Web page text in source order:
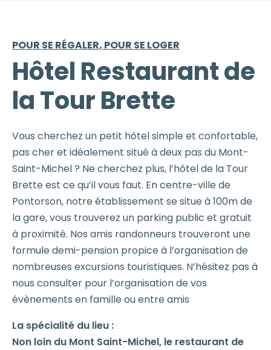
POUR SE RÉGALER, POUR SE LOGER
Hôtel Restaurant de
la Tour Brette
Vous cherchez un petit hôtel simple et confortable,
pas cher et idéalement situé à deux pas du Mont-
Saint-Michel ? Ne cherchez plus, l’hôtel de la Tour
Brette est ce qu’il vous faut. En centre-ville de
Pontorson, notre établissement se situe à 100m de
la gare, vous trouverez un parking public et gratuit
à proximité. Nos amis randonneurs trouveront une
formule demi-pension propice à l’organisation de
nombreuses excursions touristiques. N’hésitez pas à
nous consulter pour l’organisation de vos
évènements en famille ou entre amis
La spécialité du lieu :
Non loin du Mont Saint-Michel, le restaurant de